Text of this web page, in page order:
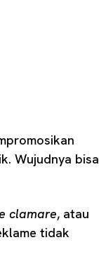
Wujudnya bisa
clamare, atau
tidak